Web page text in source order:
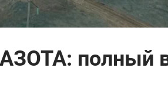
АЗОТА: полный